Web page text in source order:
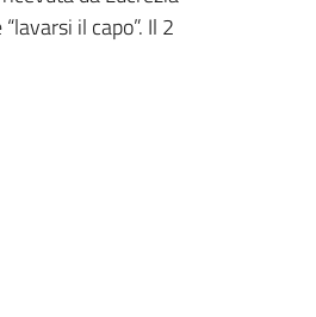
il capo”. Il 2